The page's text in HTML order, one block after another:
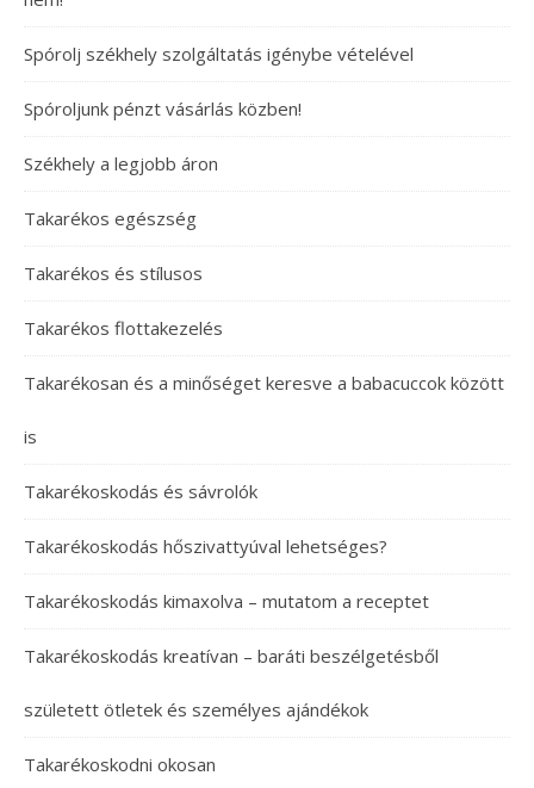
Spórolj székhely szolgáltatás igénybe vételével
Spóroljunk pénzt vásárlás közben!
Székhely a legjobb áron
Takarékos egészség
Takarékos és stílusos
Takarékos flottakezelés
Takarékosan és a minőséget keresve a babacuccok között
is
Takarékoskodás és sávrolók
Takarékoskodás hőszivattyúval lehetséges?
Takarékoskodás kimaxolva – mutatom a receptet
Takarékoskodás kreatívan – baráti beszélgetésből
született ötletek és személyes ajándékok
Takarékoskodni okosan